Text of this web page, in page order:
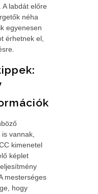
labdát előre
néha
egyenesen
érhetnek el,
vannak,
kimenetel
képlet
mesterséges
hogy